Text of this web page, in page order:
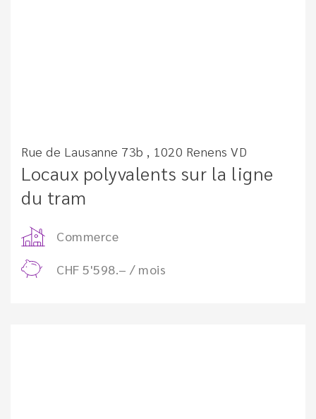
Rue de Lausanne 73b , 1020 Renens VD
Locaux polyvalents sur la ligne
du tram
Commerce
CHF 5'598.– / mois